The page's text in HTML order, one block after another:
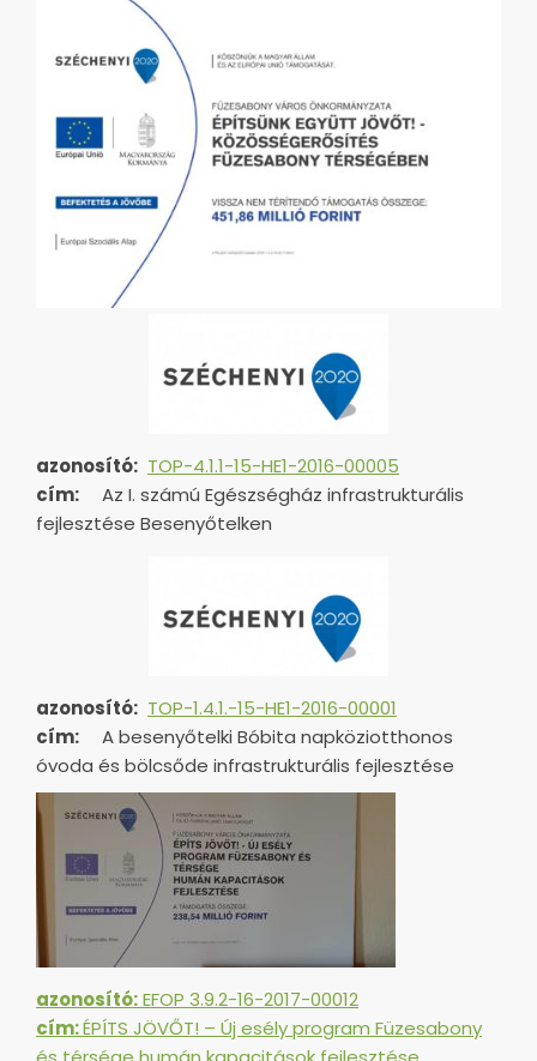
azonosító: TOP-4.1.1-15-HE1-2016-00005
cím:
Az I. számú Egészségház infrastrukturális
fejlesztése Besenyőtelken
azonosító: TOP-1.4.1.-15-HE1-2016-00001
cím:
A besenyőtelki Bóbita napköziotthonos
óvoda és bölcsőde infrastrukturális fejlesztése
azonosító:EFOP 3.9.2-16-2017-00012
cím:ÉPÍTS JÖVŐT! – Új esély program Füzesabony